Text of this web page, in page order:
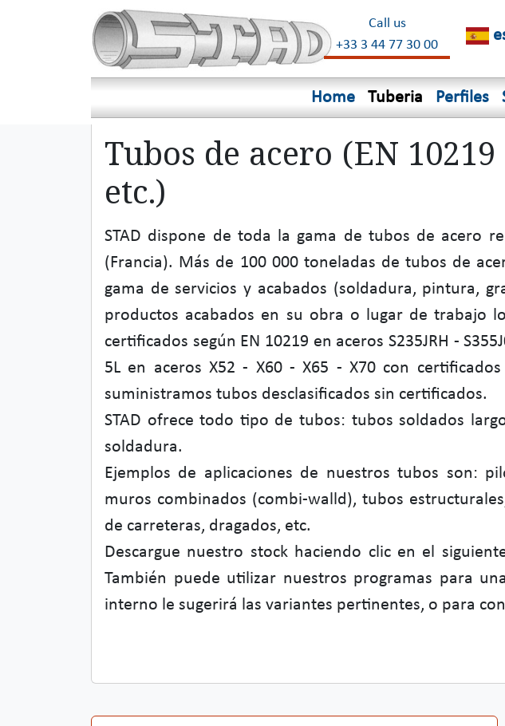
Call us
+33 3 44 77 30 00
Home Tuberia Perfiles
Tubos de acero (EN
etc.)
STAD dispone de toda la gama de tubos de acero
(Francia). Más de 100 000 toneladas de tubos de
gama de servicios y acabados (soldadura, pintura,
productos acabados en su obra o lugar de trabajo
certificados según EN 10219 en aceros S235JRH -
5L en aceros X52 - X60 - X65 - X70 con
suministramos tubos desclasificados sin certificados.
STAD ofrece todo tipo de tubos: tubos soldados
soldadura.
Ejemplos de aplicaciones de nuestros tubos son:
muros combinados (combi-walld), tubos
de carreteras, dragados, etc.
Descargue nuestro stock haciendo clic en el
También puede utilizar nuestros programas para
interno le sugerirá las variantes pertinentes, o para